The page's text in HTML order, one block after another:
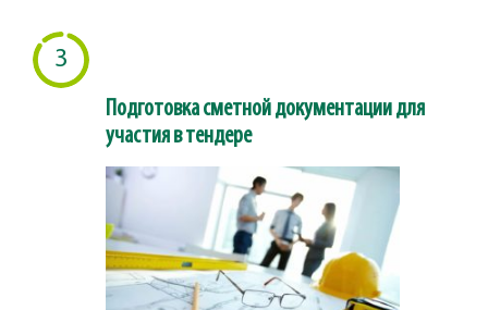
3
Подготовка сметной документации для
участия в тендере